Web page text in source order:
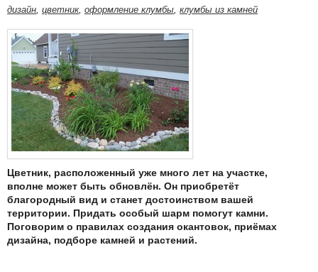
дизайн, цветник, оформление клумбы, клумбы из камней
Цветник, расположенный уже много лет на участке,
вполне может быть обновлён. Он приобретёт
благородный вид и станет достоинством вашей
территории. Придать особый шарм помогут камни.
Поговорим о правилах создания окантовок, приёмах
дизайна, подборе камней и растений.